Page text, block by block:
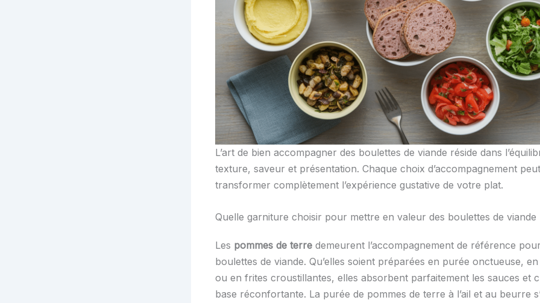
L’art de bien accompagner des boulettes de viande réside dans
texture, saveur et présentation. Chaque choix d’accompagnement peut
transformer complètement l’expérience gustative de votre plat.
Quelle garniture choisir pour mettre en valeur des boulettes de viande
Les pommes de terre demeurent l’accompagnement de référence
boulettes de viande. Qu’elles soient préparées en purée onctueuse,
ou en frites croustillantes, elles absorbent parfaitement les sauces et
base réconfortante. La purée de pommes de terre à l’ail et au beurre